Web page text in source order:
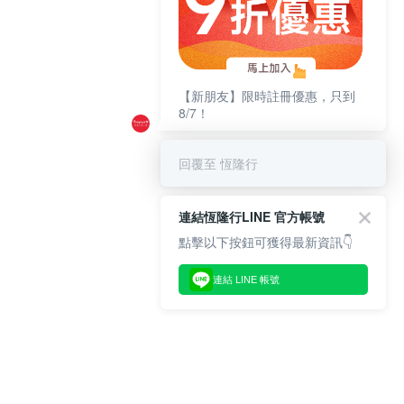
【新朋友】限時註冊優惠，只到
8/7！
回覆至 恆隆行
連結恆隆行LINE 官方帳號
點擊以下按鈕可獲得最新資訊👇
連結 LINE 帳號